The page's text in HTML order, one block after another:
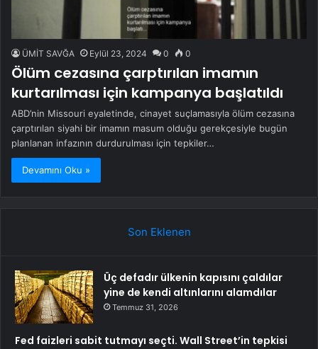
ÜMİT SAVĞA Eylül 23, 2024 0 0
Ölüm cezasına çarptırılan imamın
kurtarılması için kampanya başlatıldı
ABD’nin Missouri eyaletinde, cinayet suçlamasıyla ölüm cezasına
çarptırılan siyahi bir imamın masum olduğu gerekçesiyle bugün
planlanan infazının durdurulması için tepkiler…
Devamını Oku »
Son Eklenen
Üç defadır ülkenin kapısını çaldılar
yine de kendi altınlarını alamdılar
Temmuz 31, 2026
Fed faizleri sabit tutmayı seçti. Wall Street’in tepkisi